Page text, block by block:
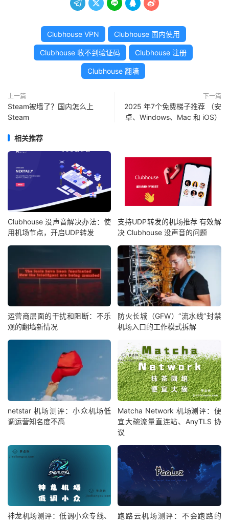
    
Clubhouse VPN Clubhouse 国内使用
Clubhouse 收不到验证码 Clubhouse 注册
Clubhouse 翻墙
上一篇
Steam被墙了？国内怎么上
Steam
下一篇
2025 年7个免费梯子推荐 （安
卓、Windows、Mac 和 iOS）
相关推荐
Clubhouse 没声音解决办法：使
用机场节点，开启UDP转发
支持UDP转发的机场推荐 有效解
决 Clubhouse 没声音的问题
运营商层面的干扰和阻断：不乐
观的翻墙新情况
防火长城（GFW）“流水线”封禁
机场入口的工作模式拆解
netstar 机场测评：小众机场低
调运营知名度不高
Matcha Network 机场测评：便
宜大碗流量直连站、AnyTLS 协
议
神龙机场测评：低调小众专线、 跑路云机场测评：不会跑路的